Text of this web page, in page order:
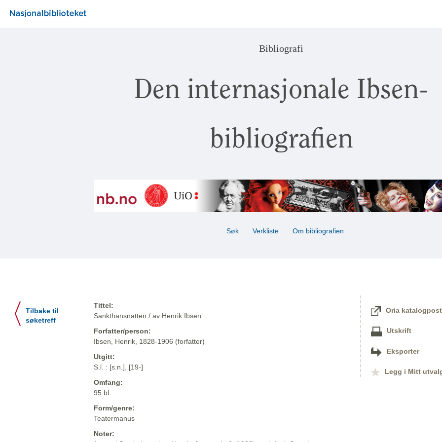
Bibliografi
Den internasjonale Ibsen-
bibliografien
Søk Verkliste Om bibliografien
Tilbake til
søketreff
Tittel:
Sankthansnatten / av Henrik Ibsen
Forfatter/person:
Ibsen, Henrik, 1828-1906 (forfatter)
Utgitt:
S.l. : [s.n.], [19-]
Omfang:
95 bl.
Form/genre:
Teatermanus
Noter:
Oria katalogpost
Utskrift
Eksporter
Legg i Mitt